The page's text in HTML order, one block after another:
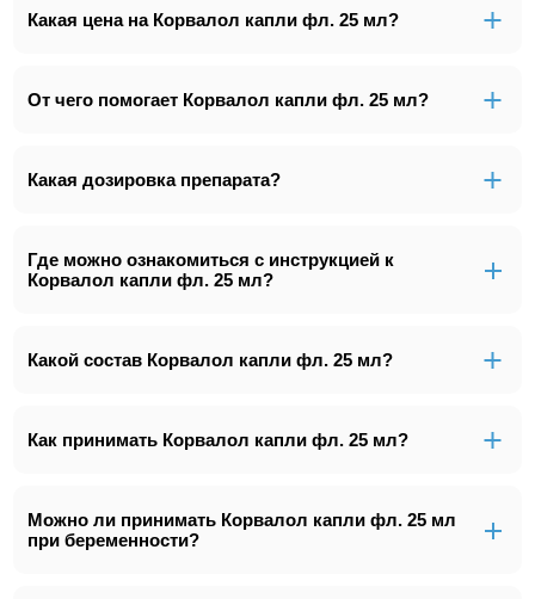
Какая цена на Корвалол капли фл. 25 мл?
От чего помогает Корвалол капли фл. 25 мл?
Какая дозировка препарата?
Где можно ознакомиться с инструкцией к
Корвалол капли фл. 25 мл?
Какой состав Корвалол капли фл. 25 мл?
Как принимать Корвалол капли фл. 25 мл?
Можно ли принимать Корвалол капли фл. 25 мл
при беременности?